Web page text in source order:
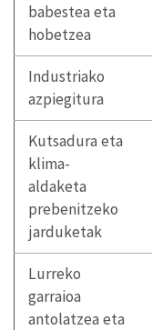
babestea eta
hobetzea
Industriako
azpiegitura
Kutsadura eta
klima-
aldaketa
prebenitzeko
jarduketak
Lurreko
garraioa
antolatzea eta